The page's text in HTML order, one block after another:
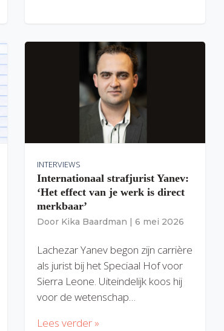
INTERVIEWS
Internationaal strafjurist Yanev:
‘Het effect van je werk is direct
merkbaar’
Door Kika Baardman | 6 mei 2026
Lachezar Yanev begon zijn carrière
als jurist bij het Speciaal Hof voor
Sierra Leone. Uiteindelijk koos hij
voor de wetenschap…
Lees verder »